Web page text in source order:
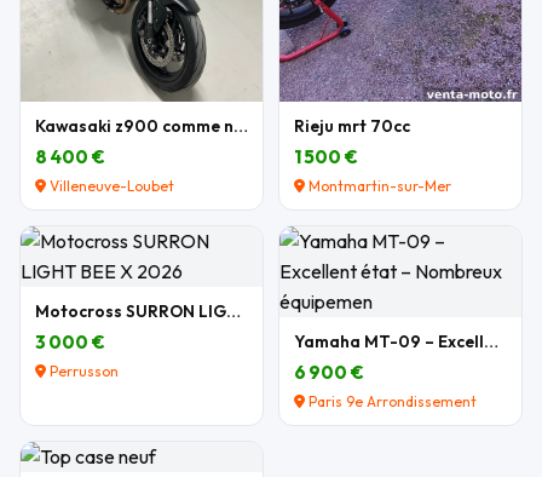
Kawasaki z900 comme neuve
8 400 €
Villeneuve-Loubet
Rieju mrt 70cc
1 500 €
Montmartin-sur-Mer
Motocross SURRON LIGHT BEE X 2026
3 000 €
Perrusson
Yamaha MT-09 – Excellent état – Nombreux équipemen
6 900 €
Paris 9e Arrondissement